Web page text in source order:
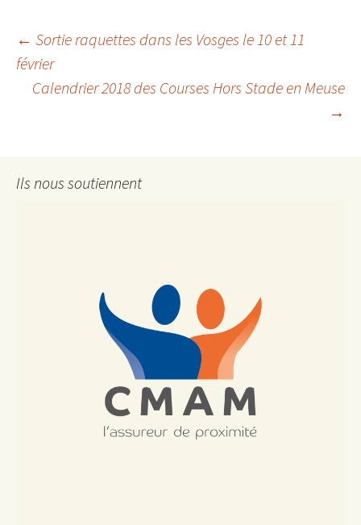
Navigation
des
← Sortie raquettes dans les Vosges le 10 et 11
février
Calendrier 2018 des Courses Hors Stade en Meuse
→
Ils nous soutiennent